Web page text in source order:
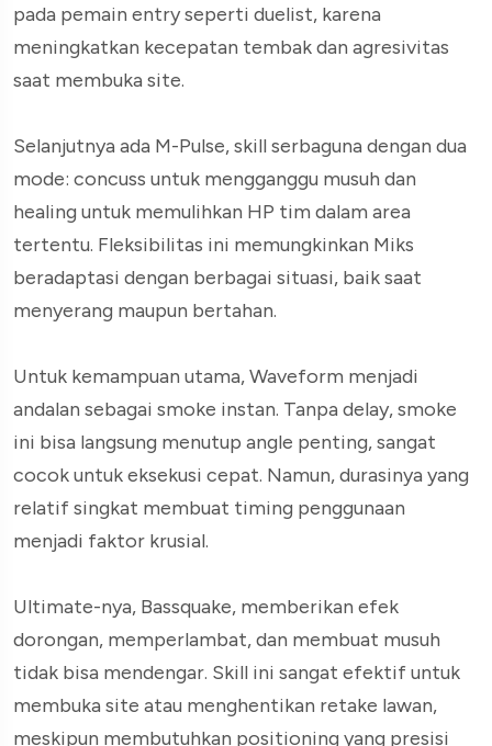
pada pemain entry seperti duelist, karena
meningkatkan kecepatan tembak dan agresivitas
saat membuka site.
Selanjutnya ada M-Pulse, skill serbaguna dengan dua
mode: concuss untuk mengganggu musuh dan
healing untuk memulihkan HP tim dalam area
tertentu. Fleksibilitas ini memungkinkan Miks
beradaptasi dengan berbagai situasi, baik saat
menyerang maupun bertahan.
Untuk kemampuan utama, Waveform menjadi
andalan sebagai smoke instan. Tanpa delay, smoke
ini bisa langsung menutup angle penting, sangat
cocok untuk eksekusi cepat. Namun, durasinya yang
relatif singkat membuat timing penggunaan
menjadi faktor krusial.
Ultimate-nya, Bassquake, memberikan efek
dorongan, memperlambat, dan membuat musuh
tidak bisa mendengar. Skill ini sangat efektif untuk
membuka site atau menghentikan retake lawan,
meskipun membutuhkan positioning yang presisi